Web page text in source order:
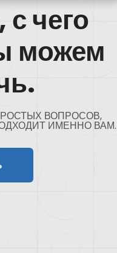
с чего
можем
ВОПРОСОВ,
ИМЕННО ВАМ.